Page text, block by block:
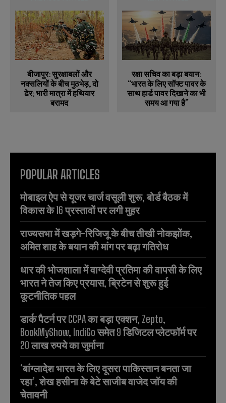
बीजापुर: सुरक्षाबलों और
नक्सलियों के बीच मुठभेड़, दो
ढेर; भारी मात्रा में हथियार
बरामद
रक्षा सचिव का बड़ा बयान:
“भारत के लिए सॉफ्ट पावर के
साथ हार्ड पावर दिखाने का भी
समय आ गया है”
POPULAR ARTICLES
मोबाइल ऐप से यूजर चार्ज वसूली शुरू, बोर्ड बैठक में
विकास के 16 प्रस्तावों पर लगी मुहर
राज्यसभा में खड़गे-रिजिजू के बीच तीखी नोकझोंक,
अमित शाह के बयान की मांग पर बढ़ा गतिरोध
धार की भोजशाला में वाग्देवी प्रतिमा की वापसी के लिए
भारत ने तेज किए प्रयास, ब्रिटेन से शुरू हुई
कूटनीतिक पहल
डार्क पैटर्न पर CCPA का बड़ा एक्शन, Zepto,
BookMyShow, IndiGo समेत 9 डिजिटल प्लेटफॉर्म पर
20 लाख रुपये का जुर्माना
‘बांग्लादेश भारत के लिए दूसरा पाकिस्तान बनता जा
रहा’, शेख हसीना के बेटे साजीब वाजेद जॉय की
चेतावनी